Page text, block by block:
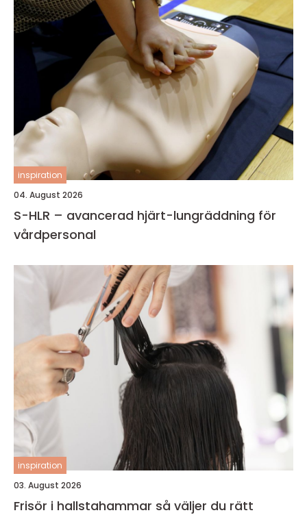
inspiration
04. August 2026
S-HLR – avancerad hjärt-lungräddning för
vårdpersonal
inspiration
03. August 2026
Frisör i hallstahammar så väljer du rätt